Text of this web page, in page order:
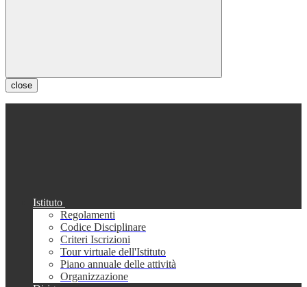
close
Istituto
Regolamenti
Codice Disciplinare
Criteri Iscrizioni
Tour virtuale dell'Istituto
Piano annuale delle attività
Organizzazione